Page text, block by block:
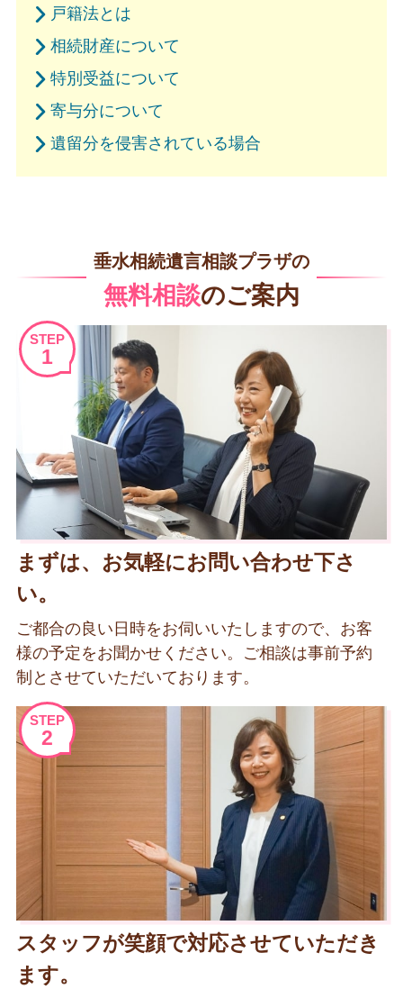
戸籍法とは
相続財産について
特別受益について
寄与分について
遺留分を侵害されている場合
垂水相続遺言相談プラザの
無料相談のご案内
STEP
1
まずは、お気軽にお問い合わせ下さ
い。
ご都合の良い日時をお伺いいたしますので、お客
様の予定をお聞かせください。ご相談は事前予約
制とさせていただいております。
STEP
2
スタッフが笑顔で対応させていただき
ます。